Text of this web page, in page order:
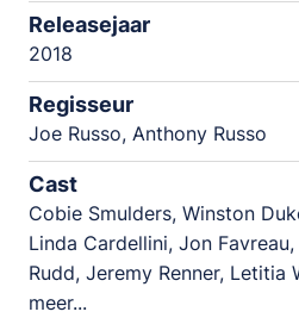
Releasejaar
2018
Regisseur
Joe Russo, Anthony Russo
Cast
Cobie Smulders, Winston
Linda Cardellini, Jon
Rudd, Jeremy Renner, Letitia
meer...